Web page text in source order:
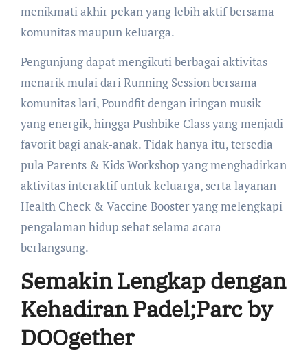
menikmati akhir pekan yang lebih aktif bersama
komunitas maupun keluarga.
Pengunjung dapat mengikuti berbagai aktivitas
menarik mulai dari Running Session bersama
komunitas lari, Poundfit dengan iringan musik
yang energik, hingga Pushbike Class yang menjadi
favorit bagi anak-anak. Tidak hanya itu, tersedia
pula Parents & Kids Workshop yang menghadirkan
aktivitas interaktif untuk keluarga, serta layanan
Health Check & Vaccine Booster yang melengkapi
pengalaman hidup sehat selama acara
berlangsung.
Semakin Lengkap dengan
Kehadiran Padel;Parc by
DOOgether